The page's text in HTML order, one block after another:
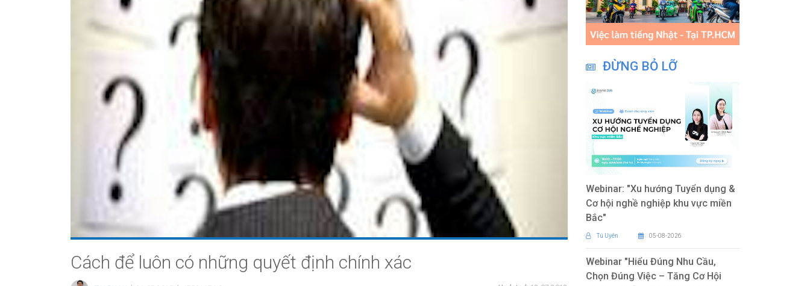
Cách để luôn có những quyết định chính xác
ĐỪNG BỎ LỠ
Webinar: "Xu hướng Tuyển dụng &
Cơ hội nghề nghiệp khu vực miền
Bắc"
Tú Uyên 05-08-2026
Webinar "Hiểu Đúng Nhu Cầu,
Chọn Đúng Việc – Tăng Cơ Hội